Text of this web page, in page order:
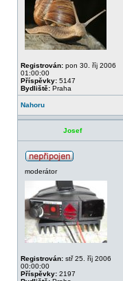
Registrován: pon 30. říj 2006
01:00:00
Příspěvky: 5147
Bydliště: Praha
Nahoru
Josef
moderátor
Registrován: stř 25. říj 2006
00:00:00
Příspěvky: 2197